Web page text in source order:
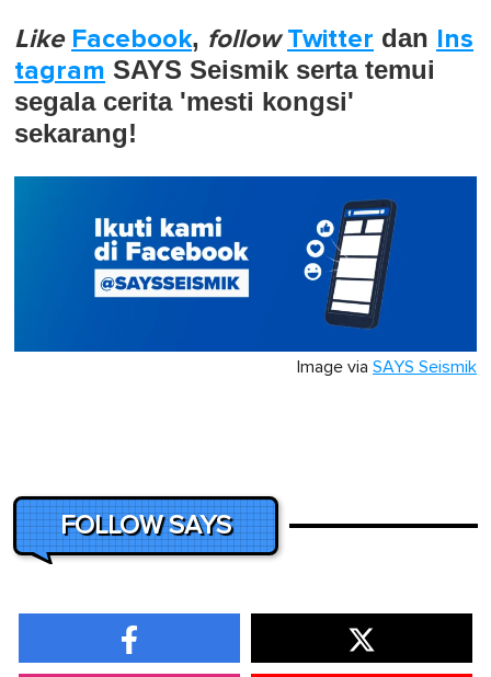
Like Facebook, follow Twitter dan Ins
tagram SAYS Seismik serta temui
segala cerita 'mesti kongsi'
sekarang!
Image via SAYS Seismik
FOLLOW SAYS